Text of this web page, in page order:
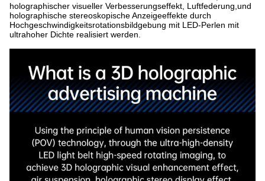
holographischer visueller Verbesserungseffekt, Luftfederung,und
holographische stereoskopische Anzeigeeffekte durch
Hochgeschwindigkeitsrotationsbildgebung mit LED-Perlen mit
ultrahoher Dichte realisiert werden.